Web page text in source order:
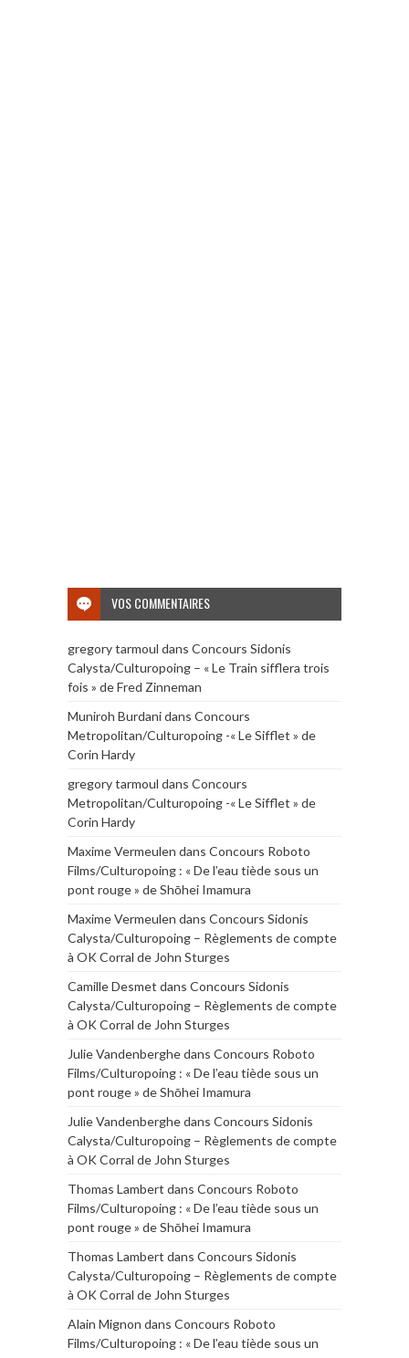
VOS COMMENTAIRES
gregory tarmoul dans Concours Sidonis
Calysta/Culturopoing – « Le Train sifflera trois
fois » de Fred Zinneman
Muniroh Burdanidans Concours
Metropolitan/Culturopoing -« Le Sifflet » de
Corin Hardy
gregory tarmoul dans Concours
Metropolitan/Culturopoing -« Le Sifflet » de
Corin Hardy
Maxime Vermeulen dans Concours Roboto
Films/Culturopoing : « De l’eau tiède sous un
pont rouge » de Shōhei Imamura
Maxime Vermeulen dans Concours Sidonis
Calysta/Culturopoing – Règlements de compte
à OK Corral de John Sturges
Camille Desmet dans Concours Sidonis
Calysta/Culturopoing – Règlements de compte
à OK Corral de John Sturges
Julie Vandenberghedans Concours Roboto
Films/Culturopoing : « De l’eau tiède sous un
pont rouge » de Shōhei Imamura
Julie Vandenberghedans Concours Sidonis
Calysta/Culturopoing – Règlements de compte
à OK Corral de John Sturges
Thomas Lambert dans Concours Roboto
Films/Culturopoing : « De l’eau tiède sous un
pont rouge » de Shōhei Imamura
Thomas Lambert dans Concours Sidonis
Calysta/Culturopoing – Règlements de compte
à OK Corral de John Sturges
Alain Mignon dans Concours Roboto
Films/Culturopoing : « De l’eau tiède sous un